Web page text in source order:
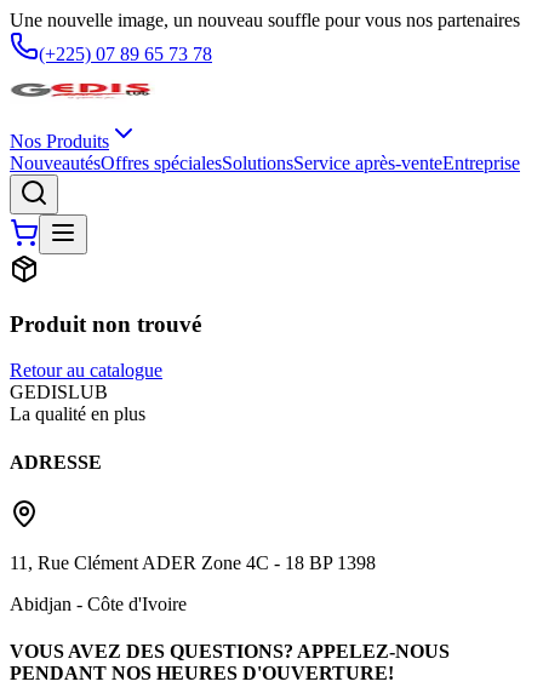
Une nouvelle image, un nouveau souffle pour vous nos partenaires
(+225) 07 89 65 73 78
Nos Produits
NouveautésOffres spécialesSolutionsService après-venteEntreprise
Produit non trouvé
Retour au catalogue
GEDISLUB
La qualité en plus
ADRESSE
11, Rue Clément ADER Zone 4C - 18 BP 1398
Abidjan - Côte d'Ivoire
VOUS AVEZ DES QUESTIONS? APPELEZ-NOUS
PENDANT NOS HEURES D'OUVERTURE!